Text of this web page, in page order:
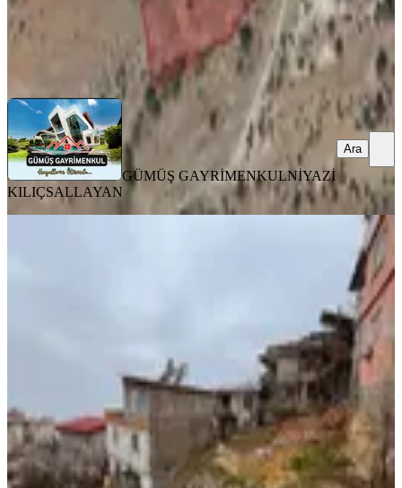
GÜMÜŞ GAYRİMENKUL NİYAZİ KILIÇSALLAYAN
GÜMÜŞ GAYRİMENKULNİYAZİ
KILIÇSALLAYAN
Ara
Germenıcıa'dan Molla Gürani Mh
(226m2) Satılık Konut İmarlı Arsa
1.390.000 ₺ 1.480.000 ₺
Germenicia Gayrimenkul Celalettin Yarpuz
Ara